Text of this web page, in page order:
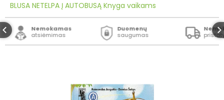
BLUSA NETELPA Į AUTOBUSĄ Knyga vaikams
Nemokamas
atsiėmimas
Duomenų
saugumas